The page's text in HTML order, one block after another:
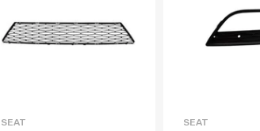
SEAT SEAT